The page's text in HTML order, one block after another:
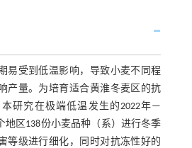
易受到低温影响，导致小麦不同程
产量。为培育适合黄淮冬麦区的抗
研究在极端低温发生的2022年—
地区138份小麦品种（系）进行冬季
等级进行细化，同时对抗冻性好的